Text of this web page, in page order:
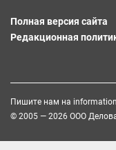
Полная версия сайта
Редакционная
Пишите нам на
© 2005 — 2026 ООО